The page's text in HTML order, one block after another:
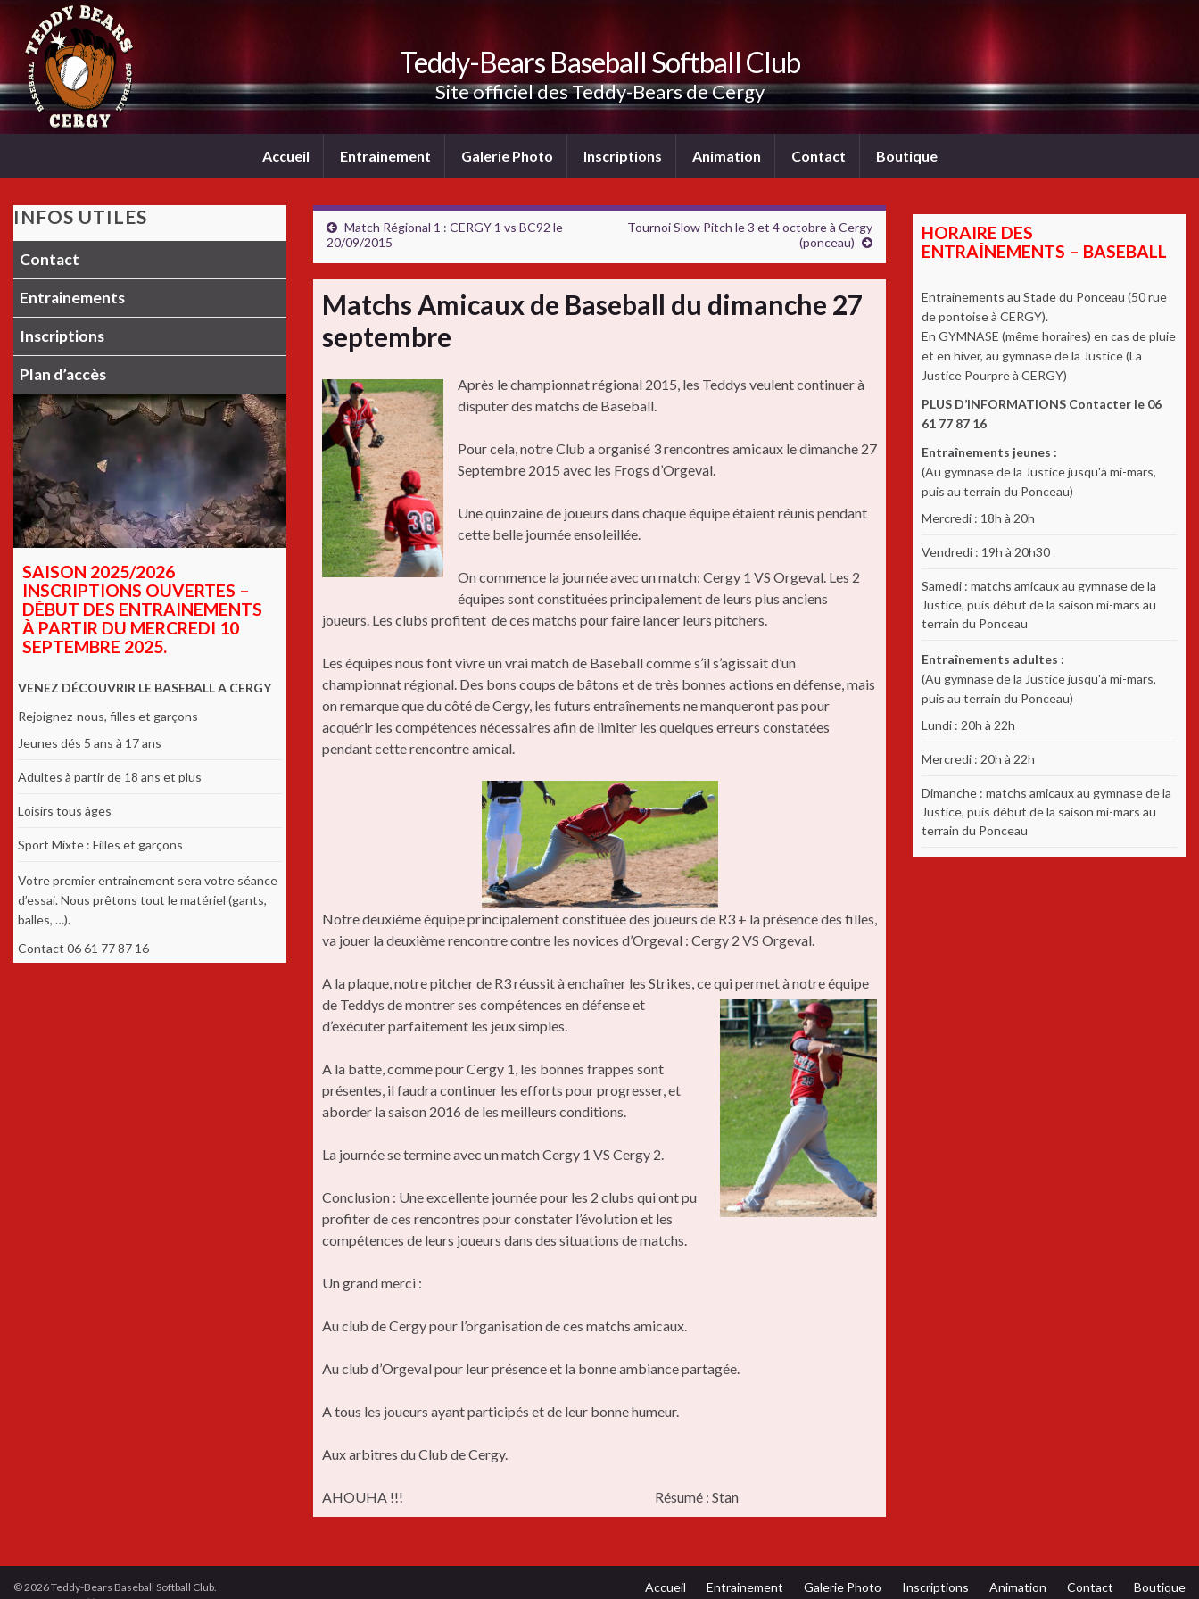
Teddy-Bears Baseball Softball Club
Site officiel des Teddy-Bears de Cergy
Accueil Entrainement Galerie Photo Inscriptions Animation Contact Boutique
Match Régional 1 : CERGY 1 vs BC92 le
20/09/2015
Tournoi Slow Pitch le 3 et 4 octobre à Cergy
(ponceau)
Matchs Amicaux de Baseball du dimanche 27
septembre
Après le championnat régional 2015, les Teddys veulent continuer à
disputer des matchs de Baseball.
Pour cela, notre Club a organisé 3 rencontres amicaux le dimanche 27
Septembre 2015 avec les Frogs d’Orgeval.
Une quinzaine de joueurs dans chaque équipe étaient réunis pendant
cette belle journée ensoleillée.
On commence la journée avec un match: Cergy 1 VS Orgeval. Les 2
équipes sont constituées principalement de leurs plus anciens
joueurs. Les clubs profitent de ces matchs pour faire lancer leurs pitchers.
Les équipes nous font vivre un vrai match de Baseball comme s’il s’agissait d’un
championnat régional. Des bons coups de bâtons et de très bonnes actions en défense, mais
on remarque que du côté de Cergy, les futurs entraînements ne manqueront pas pour
acquérir les compétences nécessaires afin de limiter les quelques erreurs constatées
pendant cette rencontre amical.
Notre deuxième équipe principalement constituée des joueurs de R3 + la présence des filles,
va jouer la deuxième rencontre contre les novices d’Orgeval : Cergy 2 VS Orgeval.
A la plaque, notre pitcher de R3 réussit à enchaîner les Strikes, ce qui permet à notre équipe
de Teddys de montrer ses compétences en défense et
d’exécuter parfaitement les jeux simples.
A la batte, comme pour Cergy 1, les bonnes frappes sont
présentes, il faudra continuer les efforts pour progresser, et
aborder la saison 2016 de les meilleurs conditions.
La journée se termine avec un match Cergy 1 VS Cergy 2.
Conclusion : Une excellente journée pour les 2 clubs qui ont pu
profiter de ces rencontres pour constater l’évolution et les
compétences de leurs joueurs dans des situations de matchs.
Un grand merci :
Au club de Cergy pour l’organisation de ces matchs amicaux.
Au club d’Orgeval pour leur présence et la bonne ambiance partagée.
A tous les joueurs ayant participés et de leur bonne humeur.
Aux arbitres du Club de Cergy.
AHOUHA !!! Résumé : Stan
INFOS UTILES
Contact
Entrainements
Inscriptions
Plan d’accès
SAISON 2025/2026
INSCRIPTIONS OUVERTES –
DÉBUT DES ENTRAINEMENTS
À PARTIR DU MERCREDI 10
SEPTEMBRE 2025.
VENEZ DÉCOUVRIR LE BASEBALL A CERGY
Rejoignez-nous, filles et garçons
Jeunes dés 5 ans à 17 ans
Adultes à partir de 18 ans et plus
Loisirs tous âges
Sport Mixte : Filles et garçons
Votre premier entrainement sera votre séance
d’essai. Nous prêtons tout le matériel (gants,
balles, …).
Contact 06 61 77 87 16
HORAIRE DES
ENTRAÎNEMENTS – BASEBALL
Entrainements au Stade du Ponceau (50 rue
de pontoise à CERGY).
En GYMNASE (même horaires) en cas de pluie
et en hiver, au gymnase de la Justice (La
Justice Pourpre à CERGY)
PLUS D’INFORMATIONS Contacter le 06
61 77 87 16
Entraînements jeunes :
(Au gymnase de la Justice jusqu'à mi-mars,
puis au terrain du Ponceau)
Mercredi : 18h à 20h
Vendredi : 19h à 20h30
Samedi : matchs amicaux au gymnase de la
Justice, puis début de la saison mi-mars au
terrain du Ponceau
Entraînements adultes :
(Au gymnase de la Justice jusqu'à mi-mars,
puis au terrain du Ponceau)
Lundi : 20h à 22h
Mercredi : 20h à 22h
Dimanche : matchs amicaux au gymnase de la
Justice, puis début de la saison mi-mars au
terrain du Ponceau
Accueil Entrainement Galerie Photo Inscriptions Animation Contact Boutique
© 2026 Teddy-Bears Baseball Softball Club.